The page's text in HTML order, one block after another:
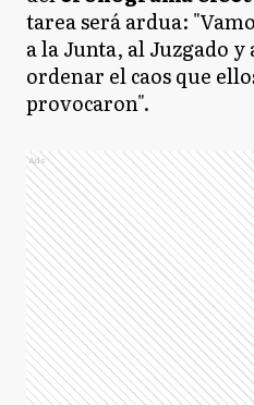
tarea será ardua:
a la Junta, al Juzgado
ordenar el caos que
provocaron".
Ads